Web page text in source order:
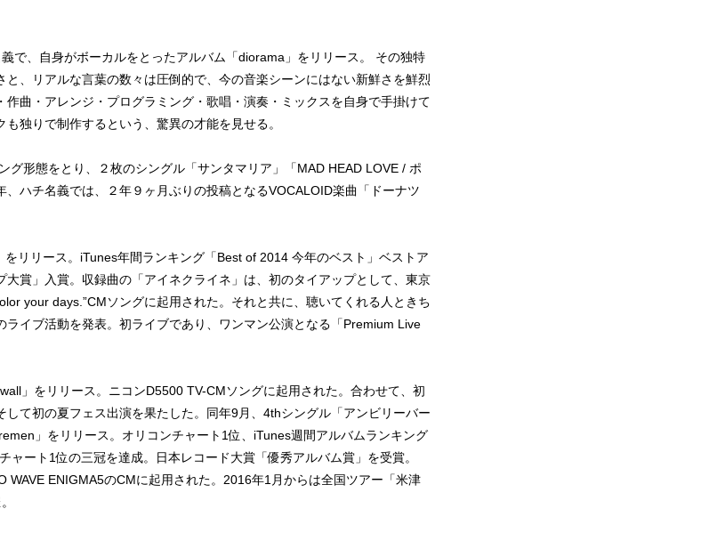
で、自身がボーカルをとったアルバム「diorama」をリリース。 その独特
と、リアルな言葉の数々は圧倒的で、今の音楽シーンにはない新鮮さを鮮烈
作曲・アレンジ・プログラミング・歌唱・演奏・ミックスを自身で手掛けて
独りで制作するという、驚異の才能を見せる。
グ形態をとり、２枚のシングル「サンタマリア」「MAD HEAD LOVE / ポ
、ハチ名義では、２年９ヶ月ぶりの投稿となるVOCALOID楽曲「ドーナツ
リリース。iTunes年間ランキング「Best of 2014 今年のベスト」ベストア
大賞」入賞。収録曲の「アイネクライネ」は、初のタイアップとして、東京
your days.”CMソングに起用された。それと共に、聴いてくれる人ときち
ライブ活動を発表。初ライブであり、ワンマン公演となる「Premium Live
」をリリース。ニコンD5500 TV-CMソングに起用された。合わせて、初
して初の夏フェス出演を果たした。同年9月、4thシングル「アンビリーバー
」をリリース。オリコンチャート1位、iTunes週間アルバムランキング
ャート1位の三冠を達成。日本レコード大賞「優秀アルバム賞」を受賞。
WAVE ENIGMA5のCMに起用された。2016年1月からは全国ツアー「米津